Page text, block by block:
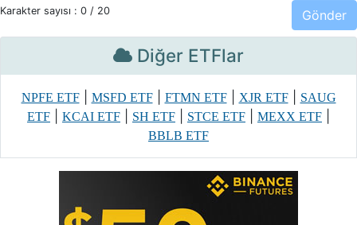
Karakter sayısı : 0 / 20
Diğer ETFlar
NPFE ETF| MSFD ETF| FTMN ETF| XJR ETF|
SAUG
ETF
KCAI ETF SH ETF STCE ETF MEXX ETF
BBLB ETF